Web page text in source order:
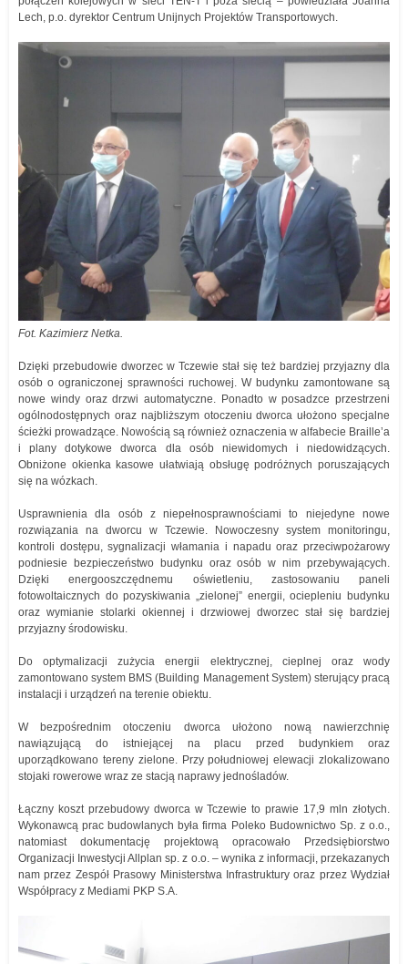
Lech, p.o. dyrektor Centrum Unijnych Projektów Transportowych.
Fot. Kazimierz Netka.
Dzięki przebudowie dworzec w Tczewie stał się też bardziej przyjazny dla
osób o ograniczonej sprawności ruchowej. W budynku zamontowane są
nowe windy oraz drzwi automatyczne. Ponadto w posadzce przestrzeni
ogólnodostępnych oraz najbliższym otoczeniu dworca ułożono specjalne
ścieżki prowadzące. Nowością są również oznaczenia w alfabecie Braille’a
i plany dotykowe dworca dla osób niewidomych i niedowidzących.
Obniżone okienka kasowe ułatwiają obsługę podróżnych poruszających
się na wózkach.
Usprawnienia dla osób z niepełnosprawnościami to niejedyne nowe
rozwiązania na dworcu w Tczewie. Nowoczesny system monitoringu,
kontroli dostępu, sygnalizacji włamania i napadu oraz przeciwpożarowy
podniesie bezpieczeństwo budynku oraz osób w nim przebywających.
Dzięki energooszczędnemu oświetleniu, zastosowaniu paneli
fotowoltaicznych do pozyskiwania „zielonej” energii, ociepleniu budynku
oraz wymianie stolarki okiennej i drzwiowej dworzec stał się bardziej
przyjazny środowisku.
Do optymalizacji zużycia energii elektrycznej, cieplnej oraz wody
zamontowano system BMS (Building Management System) sterujący pracą
instalacji i urządzeń na terenie obiektu.
W bezpośrednim otoczeniu dworca ułożono nową nawierzchnię
nawiązującą do istniejącej na placu przed budynkiem oraz
uporządkowano tereny zielone. Przy południowej elewacji zlokalizowano
stojaki rowerowe wraz ze stacją naprawy jednośladów.
Łączny koszt przebudowy dworca w Tczewie to prawie 17,9 mln złotych.
Wykonawcą prac budowlanych była firma Poleko Budownictwo Sp. z o.o.,
natomiast dokumentację projektową opracowało Przedsiębiorstwo
Organizacji Inwestycji Allplan sp. z o.o. – wynika z informacji, przekazanych
nam przez Zespół Prasowy Ministerstwa Infrastruktury oraz przez Wydział
Współpracy z Mediami PKP S.A.